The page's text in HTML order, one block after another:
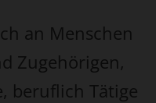
an Menschen
Zugehörigen,
beruflich Tätige